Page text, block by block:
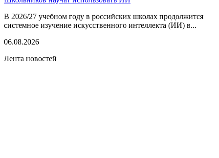
В 2026/27 учебном году в российских школах продолжится
системное изучение искусственного интеллекта (ИИ) в...
06.08.2026
Лента новостей